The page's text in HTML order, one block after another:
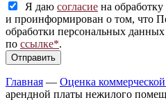
Я даю согласие на
и проинформирован о том, что
обработки персональных
по ссылке*.
Главная — Оценка
арендной платы нежилого